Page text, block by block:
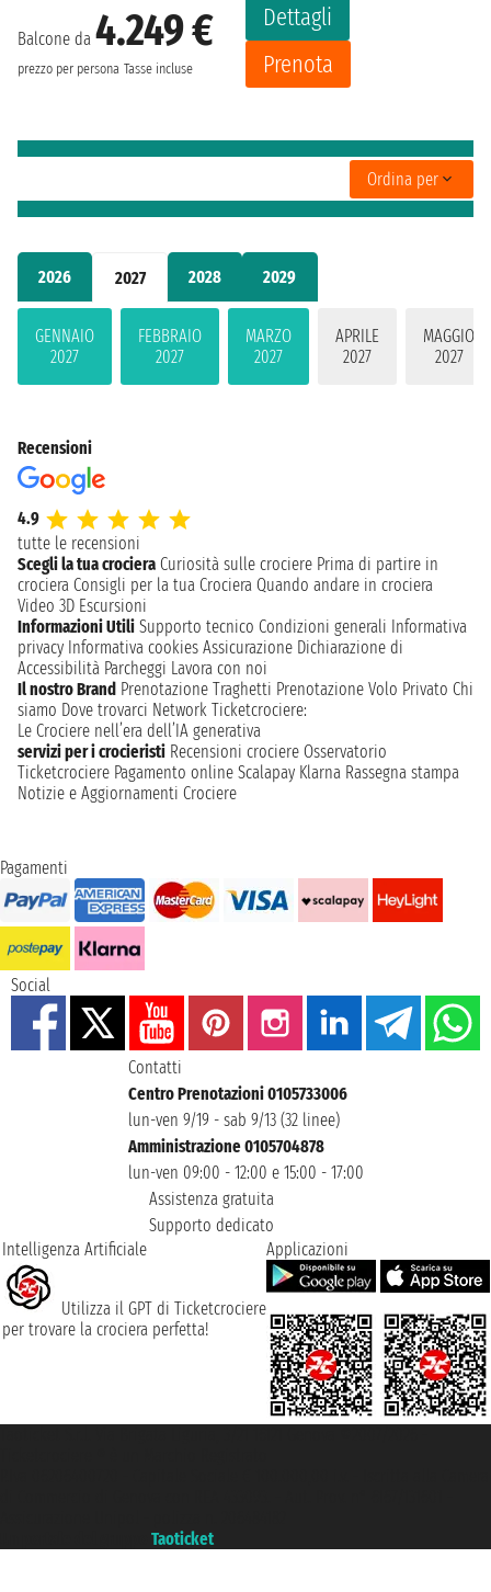
2026 2027 2028 2029
GENNAIO
2027
FEBBRAIO
2027
MARZO
2027
APRILE
2027
MAGGIO
2027
Balcone da 4.249 €
prezzo per persona Tasse incluse
Dettagli
Prenota
Ordina per
Recensioni
4.9
tutte le recensioni
Scegli la tua crociera Curiosità sulle crociere Prima di partire in
crociera Consigli per la tua Crociera Quando andare in crociera
Video 3D Escursioni
Informazioni Utili Supporto tecnico Condizioni generali Informativa
privacy Informativa cookies Assicurazione Dichiarazione di
Accessibilità Parcheggi Lavora con noi
Il nostro Brand Prenotazione Traghetti Prenotazione Volo Privato Chi
siamo Dove trovarci Network Ticketcrociere:
Le Crociere nell’era dell’IA generativa
servizi per i crocieristi Recensioni crociere Osservatorio
Ticketcrociere Pagamento online Scalapay Klarna Rassegna stampa
Notizie e Aggiornamenti Crociere
Pagamenti
Social
Contatti
Centro Prenotazioni 0105733006
lun-ven 9/19 - sab 9/13 (32 linee)
Amministrazione 0105704878
lun-ven 09:00 - 12:00 e 15:00 - 17:00
Assistenza gratuita
Supporto dedicato
Intelligenza Artificiale
Utilizza il GPT di Ticketcrociere
per trovare la crociera perfetta!
Applicazioni
Taoticket